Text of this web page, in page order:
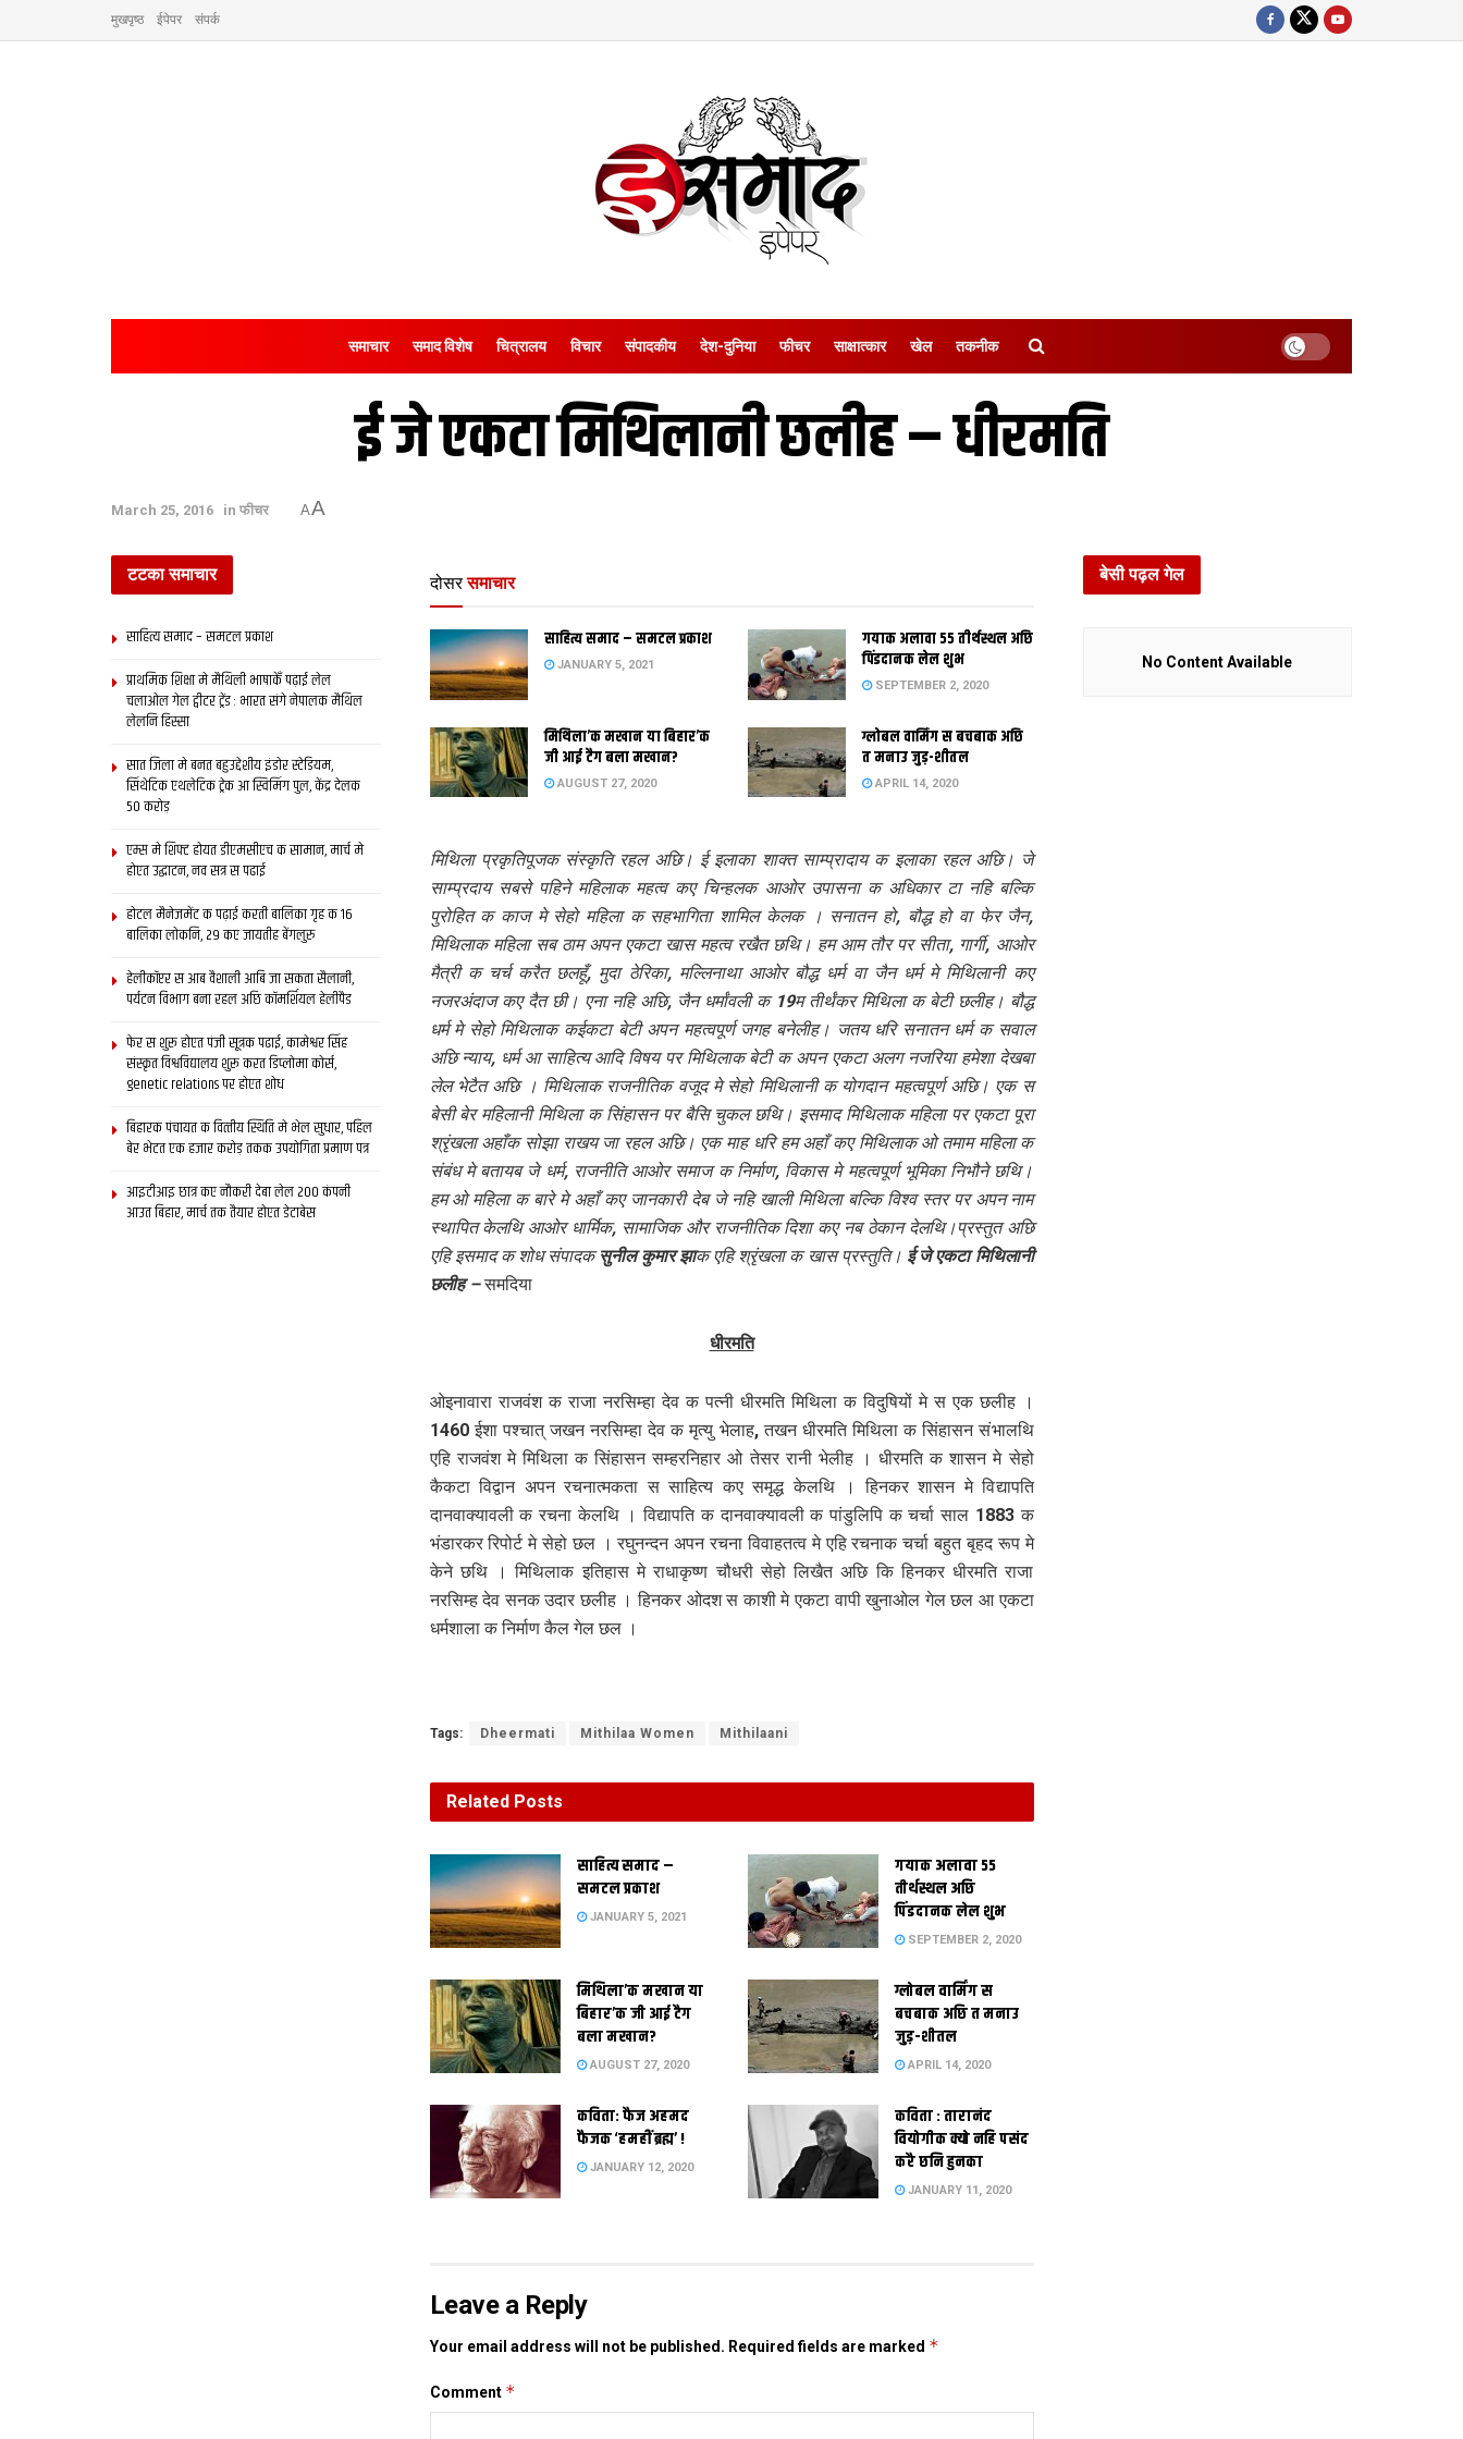
मुखपृष्ठ ईपेपर संपर्क
समाचार समाद विशेष चित्रालय विचार संपादकीय देश-दुनिया फीचर साक्षात्‍कार खेल तकनीक
ई जे एकटा मिथि‍लानी छलीह – धीरमति
March 25, 2016 in फीचर AA
दोसर समाचार
साहित्य समाद – समटल प्रकाश
JANUARY 5, 2021
गयाक अलावा 55 तीर्थस्थल अछि
पिंडदानक लेल शुभ
SEPTEMBER 2, 2020
मिथिला’क मखान या बिहार’क
जी आई टैग बला मखान?
AUGUST 27, 2020
ग्लोबल वार्मिंग स बचबाक अछि
त मनाउ जुड़-शीतल
APRIL 14, 2020
मिथि‍ला प्रकृतिपूजक संस्कृति रहल अछि। ई इलाका शाक्त साम्प्रादाय क इलाका रहल अछि। जे
साम्प्रदाय सबसे पहिने महिलाक महत्व कए चिन्हलक आओर उपासना क अधिकार टा नहि बल्कि‍
पुरोहित क काज मे सेहो महिला क सहभागिता शामिल केलक । सनातन हो, बौद्ध हो वा फेर जैन,
मिथि‍लाक महिला सब ठाम अपन एकटा खास महत्व रखैत छथि। हम आम तौर पर सीता, गार्गी, आओर
मैत्री क चर्च करैत छलहूँ, मुदा ठेरिका, मल्लि‍नाथा आओर बौद्ध धर्म वा जैन धर्म मे मिथि‍लानी कए
नजरअंदाज कए दैत छी। एना नहि अछि, जैन धर्मांवली क 19म तीर्थंकर मिथि‍ला क बेटी छलीह। बौद्ध
धर्म मे सेहो मिथि‍लाक कईकटा बेटी अपन महत्वपूर्ण जगह बनेलीह। जतय धरि सनातन धर्म क सवाल
अछि न्याय, धर्म आ साहित्‍य आदि विषय पर मिथि‍लाक बेटी क अपन एकटा अलग नजरिया हमेशा देखबा
लेल भेटैत अछि । मिथि‍लाक राजनीतिक वजूद मे सेहो मिथि‍लानी क योगदान महत्वपूर्ण अछि। एक स
बेसी बेर महिलानी मिथि‍ला क सिंहासन पर बैसि चुकल छथि। इसमाद मिथि‍लाक महिला पर एकटा पूरा
श्रृंखला अहाँक सोझा राखय जा रहल अछि। एक माह धरि हम अहाँ कए मिथि‍लाक ओ तमाम महिला क
संबंध मे बतायब जे धर्म, राजनीति आओर समाज क निर्माण, विकास मे महत्वपूर्ण भूमिका निभौने छथि‍।
हम ओ महिला क बारे मे अहाँ कए जानकारी देब जे नहि खाली मिथि‍ला बल्कि‍ विश्व स्तर पर अपन नाम
स्थापित केलथि‍ आओर धार्मिक, सामाजिक और राजनीतिक दिशा कए नब ठेकान देलथि।प्रस्तुत अछि
एहि इसमाद क शोध संपादकसुनील कुमार झाक एहि श्रृंखला क खास प्रस्तुति। ई जे एकटा मिथि‍लानी
छलीह–समदिया
धीरमति
ओइनावारा राजवंश क राजा नरसिम्हा देव क पत्नी धीरमति मिथिला क विदुषियों मे स एक छलीह ।
1460 ईशा पश्चात् जखन नरसिम्हा देव क मृत्यु भेलाह, तखन धीरमति मिथिला क सिंहासन संभालथि‍
एहि राजवंश मे मिथिला क सिंहासन सम्हरनिहार ओ तेसर रानी भेलीह । धीरमति क शासन मे सेहो
कैकटा विद्वान अपन रचनात्मकता स साहित्य कए समृद्ध केलथि‍ । हिनकर शासन मे विद्यापति
दानवाक्यावली क रचना केलथि‍ । विद्यापति क दानवाक्यावली क पांडुलिपि क चर्चा साल 1883 क
भंडारकर रिपोर्ट मे सेहो छल । रघुनन्दन अपन रचना विवाहतत्व मे एहि रचनाक चर्चा बहुत बृहद रूप मे
केने छथि‍ । मिथि‍लाक इतिहास मे राधाकृष्ण चौधरी सेहो लिखैत अछि कि हिनकर धीरमति राजा
नरसिम्ह देव सनक उदार छलीह । हिनकर ओदश स काशी मे एकटा वापी खुनाओल गेल छल आ एकटा
धर्मशाला क निर्माण कैल गेल छल ।
Tags: Dheermati Mithilaa Women Mithilaani
Related Posts
साहित्य समाद –
समटल प्रकाश
JANUARY 5, 2021
गयाक अलावा 55
तीर्थस्थल अछि
पिंडदानक लेल शुभ
SEPTEMBER 2, 2020
मिथिला’क मखान या
बिहार’क जी आई टैग
बला मखान?
AUGUST 27, 2020
ग्लोबल वार्मिंग स
बचबाक अछि त मनाउ
जुड़-शीतल
APRIL 14, 2020
कविता: फैज अहमद
फैजक ‘हमहीं ब्रह्म’ !
JANUARY 12, 2020
कविता : तारानंद
वियोगीक क्यो नहि पसंद
करै छनि हुनका
JANUARY 11, 2020
Leave a Reply
Your email address will not be published. Required fields are marked *
Comment *
टटका समाचार
साहित्य समाद – समटल प्रकाश
प्राथमिक शि‍क्षा मे मैथि‍ली भाषाकेँ पढ़ाई लेल
चलाओल गेल ट्वीटर ट्रेंड : भारत संगे नेपालक मैथिल
लेलनि हिस्सा
सात जिला मे बनत बहुउद्देशीय इंडोर स्‍टेडि‍यम,
सिंथेटिक एथलेटिक ट्रेक आ स्विमिंग पुल, केंद्र देलक
50 करोड़
एम्स मे शिफ्ट होयत डीएमसीएच क सामान, मार्च मे
होएत उद्घाटन, नव सत्र स पढाई
होटल मैनेजमेंट क पढ़ाई करती बालिका गृह क 16
बालिका लोकनि, 29 कए जायतीह बेंगलुरु
हेलीकॉप्टर स आब वैशाली आबि जा सकता सैलानी,
पर्यटन विभाग बना रहल अछि कॉमर्शियल हेलीपैड
फेर स शुरू होएत पंजी सूत्रक पढाई, कामेश्वर सिंह
संस्कृत विश्वविद्यालय शुरू करत डिप्लोमा कोर्स,
genetic relations पर होएत शोध
बिहारक पंचायत क वित्‍तीय स्थिति मे भेल सुधार, पहिल
बेर भेटत एक हजार करोड़ तकक उपयोगिता प्रमाण पत्र
आइटीआइ छात्र कए नौकरी देबा लेल 200 कंपनी
आउत बिहार, मार्च तक तैयार होएत डेटाबेस
बेसी पढ़ल गेल
No Content Available